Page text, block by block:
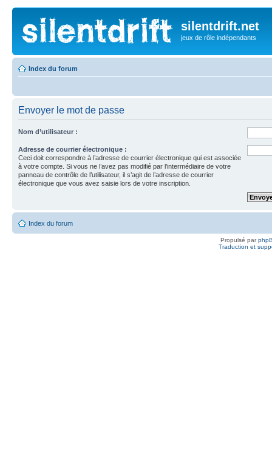
silentdrift.net
jeux de rôle indépendants
Index du forum
Envoyer le mot de passe
Nom d’utilisateur :
Adresse de courrier électronique :
Ceci doit correspondre à l’adresse de courrier électronique qui est associée
à votre compte. Si vous ne l’avez pas modifié par l’intermédiaire de votre
panneau de contrôle de l’utilisateur, il s’agit de l’adresse de courrier
électronique que vous avez saisie lors de votre inscription.
Index du forum
Propulsé par
Traduction et